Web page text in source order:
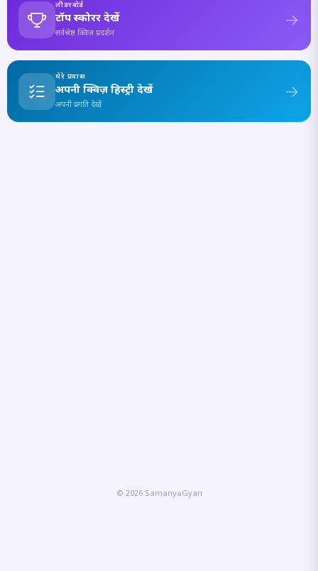
लीडरबोर्ड
टॉप स्कोरर देखें
सर्वश्रेष्ठ क्विज़ प्रदर्शन
मेरे प्रयास
अपनी क्विज़ हिस्ट्री देखें
अपनी प्रगति देखें
© 2026 SamanyaGyan